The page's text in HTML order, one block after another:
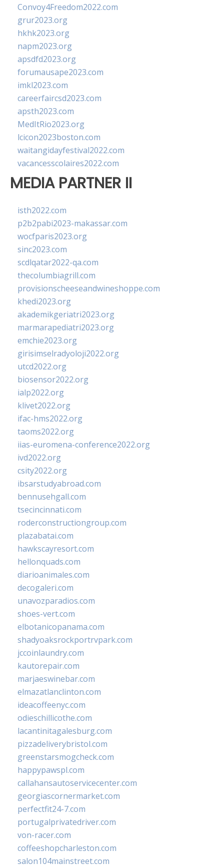
Convoy4Freedom2022.com
grur2023.org
hkhk2023.org
napm2023.org
apsdfd2023.org
forumausape2023.com
imkl2023.com
careerfaircsd2023.com
apsth2023.com
MedItRio2023.org
lcicon2023boston.com
waitangidayfestival2022.com
vacancesscolaires2022.com
MEDIA PARTNER II
isth2022.com
p2b2pabi2023-makassar.com
wocfparis2023.org
sinc2023.com
scdlqatar2022-qa.com
thecolumbiagrill.com
provisionscheeseandwineshoppe.com
khedi2023.org
akademikgeriatri2023.org
marmarapediatri2023.org
emchie2023.org
girisimselradyoloji2022.org
utcd2022.org
biosensor2022.org
ialp2022.org
klivet2022.org
ifac-hms2022.org
taoms2022.org
iias-euromena-conference2022.org
ivd2022.org
csity2022.org
ibsarstudyabroad.com
bennusehgall.com
tsecincinnati.com
roderconstructiongroup.com
plazabatai.com
hawkscayresort.com
hellonquads.com
diarioanimales.com
decogaleri.com
unavozparadios.com
shoes-vert.com
elbotanicopanama.com
shadyoaksrockportrvpark.com
jccoinlaundry.com
kautorepair.com
marjaeswinebar.com
elmazatlanclinton.com
ideacoffeenyc.com
odieschillicothe.com
lacantinitagalesburg.com
pizzadeliverybristol.com
greenstarsmogcheck.com
happypawspl.com
callahansautoservicecenter.com
georgiascornermarket.com
perfectfit24-7.com
portugalprivatedriver.com
von-racer.com
coffeeshopcharleston.com
salon104mainstreet.com